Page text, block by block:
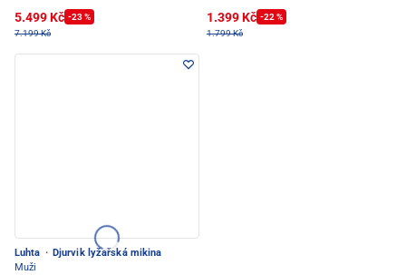
5.499 Kč -23 %
7.199 Kč
1.399 Kč -22 %
1.799 Kč
Luhta · Djurvik lyžařská mikina
Muži